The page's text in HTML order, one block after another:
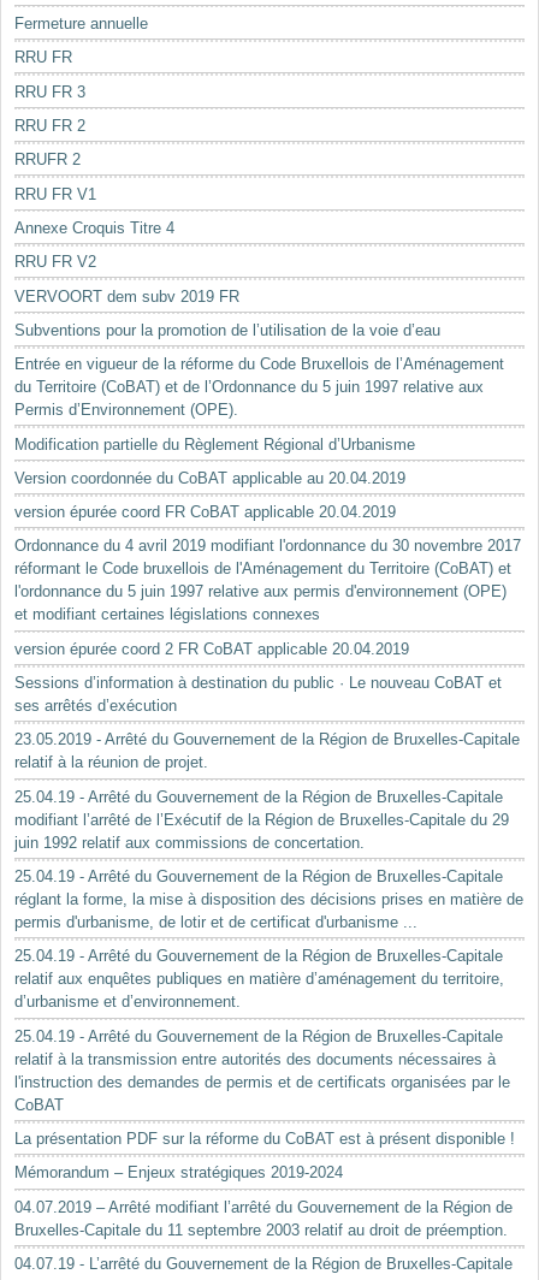
Fermeture annuelle
RRU FR
RRU FR 3
RRU FR 2
RRUFR 2
RRU FR V1
Annexe Croquis Titre 4
RRU FR V2
VERVOORT dem subv 2019 FR
Subventions pour la promotion de l’utilisation de la voie d’eau
Entrée en vigueur de la réforme du Code Bruxellois de l’Aménagement
du Territoire (CoBAT) et de l’Ordonnance du 5 juin 1997 relative aux
Permis d’Environnement (OPE).
Modification partielle du Règlement Régional d’Urbanisme
Version coordonnée du CoBAT applicable au 20.04.2019
version épurée coord FR CoBAT applicable 20.04.2019
Ordonnance du 4 avril 2019 modifiant l'ordonnance du 30 novembre 2017
réformant le Code bruxellois de l'Aménagement du Territoire (CoBAT) et
l'ordonnance du 5 juin 1997 relative aux permis d'environnement (OPE)
et modifiant certaines législations connexes
version épurée coord 2 FR CoBAT applicable 20.04.2019
Sessions d’information à destination du public · Le nouveau CoBAT et
ses arrêtés d’exécution
23.05.2019 - Arrêté du Gouvernement de la Région de Bruxelles-Capitale
relatif à la réunion de projet.
25.04.19 - Arrêté du Gouvernement de la Région de Bruxelles-Capitale
modifiant l’arrêté de l’Exécutif de la Région de Bruxelles-Capitale du 29
juin 1992 relatif aux commissions de concertation.
25.04.19 - Arrêté du Gouvernement de la Région de Bruxelles-Capitale
réglant la forme, la mise à disposition des décisions prises en matière de
permis d'urbanisme, de lotir et de certificat d'urbanisme ...
25.04.19 - Arrêté du Gouvernement de la Région de Bruxelles-Capitale
relatif aux enquêtes publiques en matière d’aménagement du territoire,
d’urbanisme et d’environnement.
25.04.19 - Arrêté du Gouvernement de la Région de Bruxelles-Capitale
relatif à la transmission entre autorités des documents nécessaires à
l'instruction des demandes de permis et de certificats organisées par le
CoBAT
La présentation PDF sur la réforme du CoBAT est à présent disponible !
Mémorandum – Enjeux stratégiques 2019-2024
04.07.2019 – Arrêté modifiant l’arrêté du Gouvernement de la Région de
Bruxelles-Capitale du 11 septembre 2003 relatif au droit de préemption.
04.07.19 - L’arrêté du Gouvernement de la Région de Bruxelles-Capitale